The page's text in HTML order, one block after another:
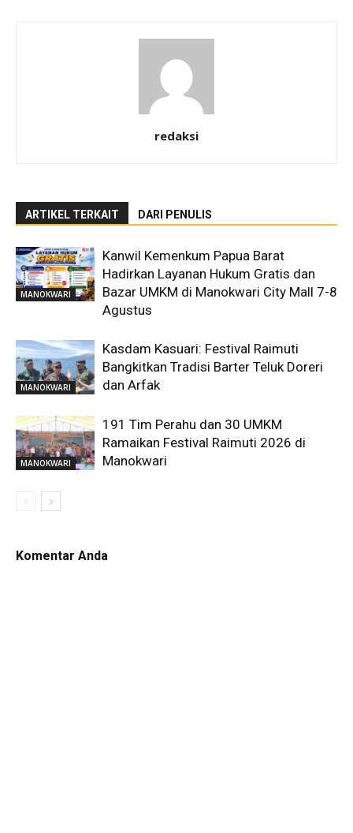
redaksi
ARTIKEL TERKAIT DARI PENULIS
MANOKWARI
Kanwil Kemenkum Papua Barat
Hadirkan Layanan Hukum Gratis dan
Bazar UMKM di Manokwari City Mall 7-8
Agustus
MANOKWARI
Kasdam Kasuari: Festival Raimuti
Bangkitkan Tradisi Barter Teluk Doreri
dan Arfak
MANOKWARI
191 Tim Perahu dan 30 UMKM
Ramaikan Festival Raimuti 2026 di
Manokwari
Komentar Anda